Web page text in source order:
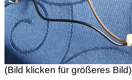
(Bild klicken für größeres Bild)